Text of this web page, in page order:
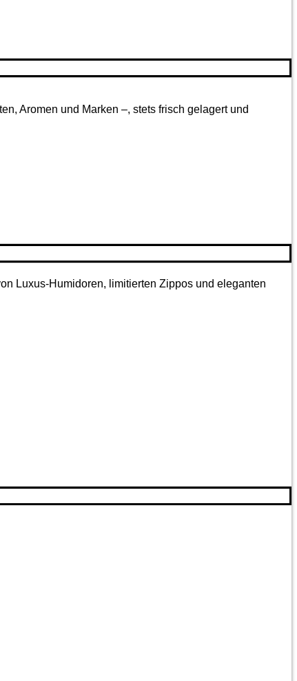
Aromen und Marken –, stets frisch gelagert und
Luxus-Humidoren, limitierten Zippos und eleganten